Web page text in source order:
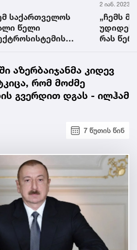
საქართველოს
წელი
2 იან. 2023 •
„ჩემს
რას
აზერბაიჯანმა კიდევ
რომ მოძმე
გვერდით დგას - ილჰამ
7 წუთის წინ